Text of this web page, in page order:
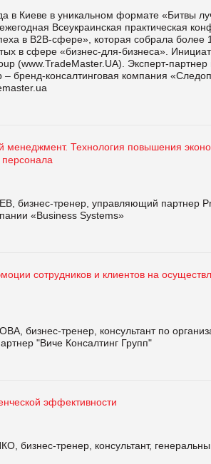
в Киеве в уникальном формате «Битвы
Всеукраинская практическая
в В2В-сфере», которая собрала более
в сфере «бизнес-для-бизнеса».
(www.TradeMaster.UA). Эксперт-
бренд-консалтинговая компания
менеджмент. Технология повышения
бизнес-тренер, управляющий партнер
«Business Systems»
сотрудников и клиентов на
бизнес-тренер, консультант по
"Виче Консалтинг Групп"
эффективности
бизнес-тренер, консультант,